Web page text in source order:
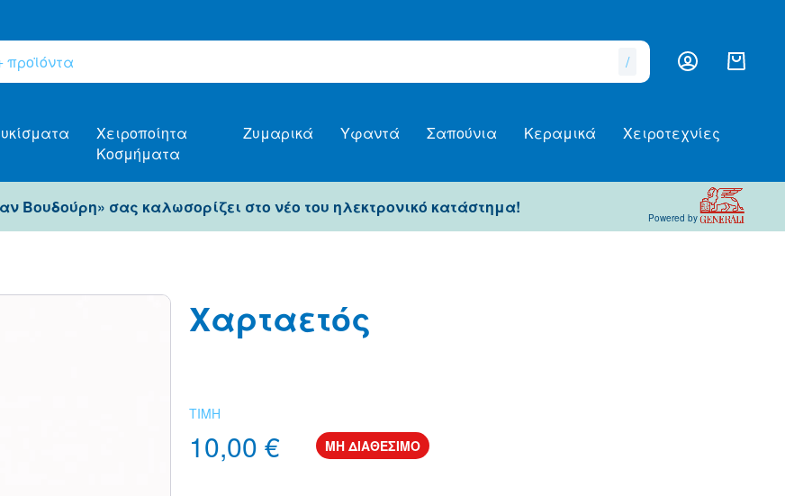
/
Χειροποίητα
Κοσμήματα
Ζυμαρικά Υφαντά Σαπούνια Κεραμικά Χειροτεχνίες
Βουδούρη» σας καλωσορίζει στο νέο του ηλεκτρονικό κατάστημα!
Powered by
Χαρταετός
ΤΙΜΗ
10,00 € ΜΗ ΔΙΑΘΕΣΙΜΟ